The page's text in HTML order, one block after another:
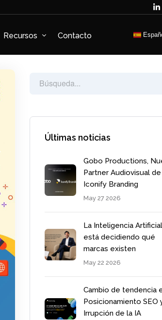
Recursos Contacto
Últimas noticias
Gobo Productions,
Partner Audiovisual de
Iconify Branding
May 27 2026
La Inteligencia
está decidiendo qué
marcas existen
May 22 2026
Cambio de tendencia
Posicionamiento SEO
Irrupción de la IA